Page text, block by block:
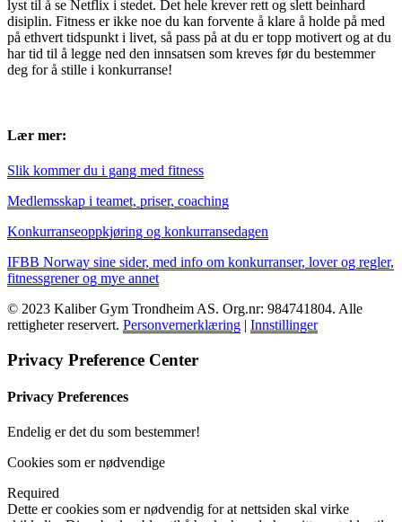
lyst til å se Netflix i stedet. Det hele krever rett og slett beinhard
disiplin. Fitness er ikke noe du kan forvente å klare å holde på med
på ethvert tidspunkt i livet, så pass på at du er topp motivert og at du
har tid til å legge ned den innsatsen som kreves før du bestemmer
deg for å stille i konkurranse!
Lær mer:
Slik kommer du i gang med fitness
Medlemsskap i teamet, priser, coaching
Konkurranseoppkjøring og konkurransedagen
IFBB Norway sine sider, med info om konkurranser, lover og regler,
fitnessgrener og mye annet
© 2023 Kaliber Gym Trondheim AS. Org.nr: 984741804. Alle
rettigheter reservert. Personvernerklæring | Innstillinger
Privacy Preference Center
Privacy Preferences
Endelig er det du som bestemmer!
Cookies som er nødvendige
Required
Dette er cookies som er nødvendig for at nettsiden skal virke